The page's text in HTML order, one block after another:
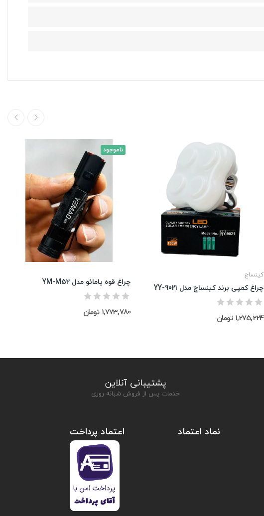
ناموجود
چراغ قوه یامائو مدل YM-M52
1,773,780 تومان
کینساچ
چراغ کمپی برند کینساچ مدل YY-9021
1,275,224 تومان
پشتیبانی آنلاین
خدمات پس از فروش شبانه روزی
نماد اعتماد اعتماد پرداخت